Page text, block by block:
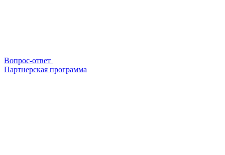
Вопрос-ответ
Партнерская программа